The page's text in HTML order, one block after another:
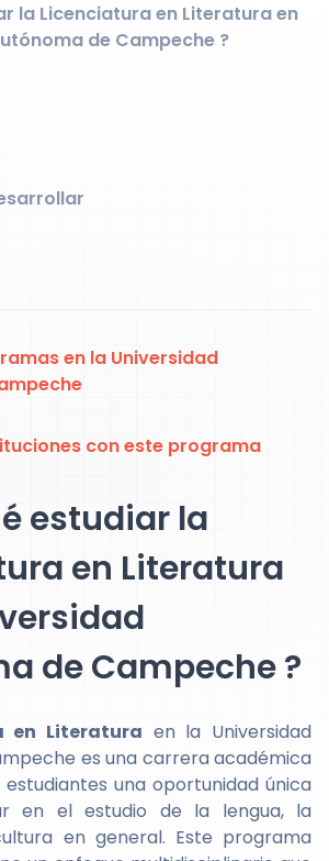
la Licenciatura en Literatura en
de Campeche ?
en la Universidad
con este programa
estudiar la
en Literatura
de Campeche ?
en Literatura en la Universidad
es una carrera académica
una oportunidad única
en el estudio de la lengua, la
en general. Este programa